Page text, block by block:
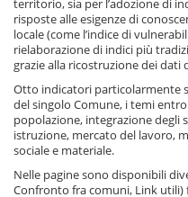
territorio, sia per l’adozione di
risposte alle esigenze di
locale (come l’indice di
rielaborazione di indici più
grazie alla ricostruzione dei dati
Otto indicatori particolarmente
del singolo Comune, i temi
popolazione, integrazione degli
istruzione, mercato del lavoro,
sociale e materiale.
Nelle pagine sono disponibili
Confronto fra comuni, Link utili)